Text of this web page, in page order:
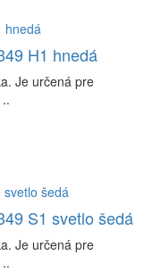
H1 hnedá
Je určená pre
S1 svetlo šedá
Je určená pre